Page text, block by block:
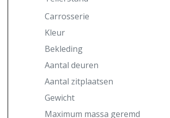
Carrosserie
Kleur
Bekleding
Aantal deuren
Aantal zitplaatsen
Gewicht
Maximum massa geremd